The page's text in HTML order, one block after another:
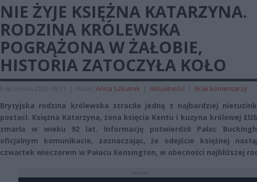
NIE ŻYJE KSIĘŻNA KATARZYNA.
RODZINA KRÓLEWSKA
POGRĄŻONA W ŻAŁOBIE,
HISTORIA ZATOCZYŁA KOŁO
5 września 2025 18:31 | Autor: Anna Szkutnik | Aktualności | Brak komentarzy
Brytyjska rodzina królewska straciła jedną z najbardziej
postaci. Księżna Katarzyna, żona księcia Kentu i kuzyna królowej
zmarła w wieku 92 lat. Informację potwierdził Pałac
oficjalnym komunikacie, zaznaczając, że odejście księżnej
czwartek wieczorem w Pałacu Kensington, w obecności najbliższej